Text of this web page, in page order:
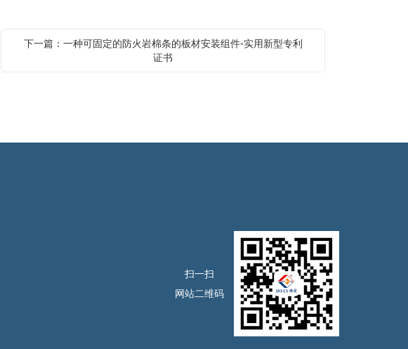
下一篇：一种可固定的防火岩棉条的板材安装组件-实用新型专利
证书
扫一扫
网站二维码